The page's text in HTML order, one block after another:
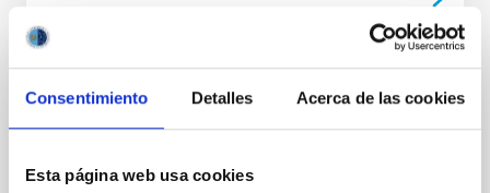
Consentimiento Detalles Acerca de las cookies
Esta página web usa cookies
El Museo de la Ciencia y el Cosmos acoge
para acercar la astrofísica a la ciudadanía